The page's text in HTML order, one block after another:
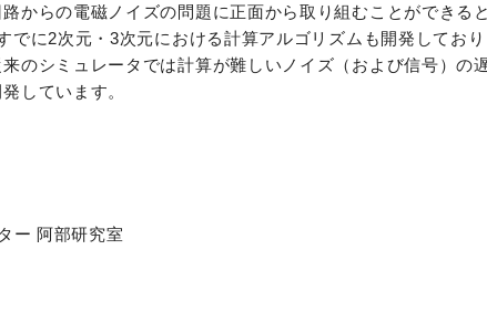
からの電磁ノイズの問題に正面から取り組むことができる
に2次元・3次元における計算アルゴリズムも開発してお
のシミュレータでは計算が難しいノイズ（および信号）の
しています。
ー 阿部研究室